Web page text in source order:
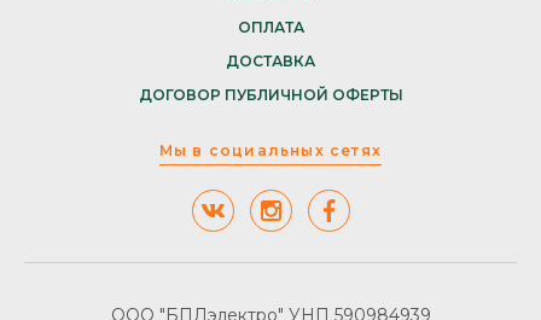
ОПЛАТА
ДОСТАВКА
ДОГОВОР ПУБЛИЧНОЙ ОФЕРТЫ
Мы в социальных сетях
ООО "БПЛэлектро" УНП 590984939